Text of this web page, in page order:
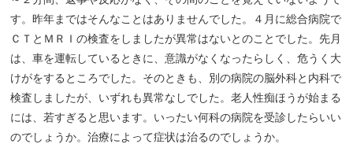
す。昨年まではそんなことはありませんでした。４月に総合病院で
ＣＴとＭＲＩの検査をしましたが異常はないとのことでした。先月
は、車を運転しているときに、意識がなくなったらしく、危うく大
けがをするところでした。そのときも、別の病院の脳外科と内科で
検査しましたが、いずれも異常なしでした。老人性痴ほうが始まる
には、若すぎると思います。いったい何科の病院を受診したらいい
のでしょうか。治療によって症状は治るのでしょうか。